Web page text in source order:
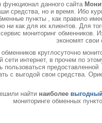
функционал данного сайта
средства, но и время. Ибо
пункты , как правило
ни как для их клиентов. Для
мониторинг обменников.
экономят свои
обменников круглосуточно
сети интернет, в прочем по
пользоваться
с выгодой свои средства.
найти наиболее
мониторинге обменных